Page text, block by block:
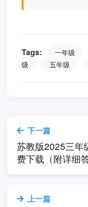
Tags: 一年级
级
五年级
下一篇
苏教版2025三年
费下载（附详细答
上一篇